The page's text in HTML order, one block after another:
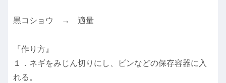
黒コショウ → 適量
『作り方』
１．ネギをみじん切りにし、ビンなどの保存容器に入
れる。